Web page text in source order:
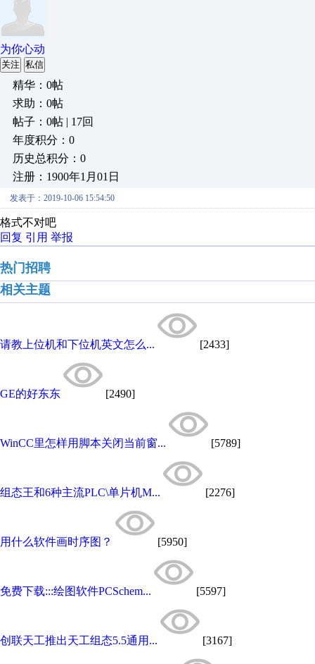
为你心动
关注 私信
精华：0帖
求助：0帖
帖子：0帖 | 17回
年度积分：0
历史总积分：0
注册：1900年1月01日
发表于：2019-10-06 15:54:50
格式不对吧
回复 引用 举报
热门招聘
相关主题
请教上位机和下位机英文怎么... [2433]
GE的好东东 [2490]
WinCC里怎样用脚本关闭当前窗... [5789]
组态王和6种主流PLC\单片机M... [2276]
用什么软件画时序图？ [5950]
免费下载:::绘图软件PCSchem... [5597]
创联天工推出天工组态5.5通用... [3167]